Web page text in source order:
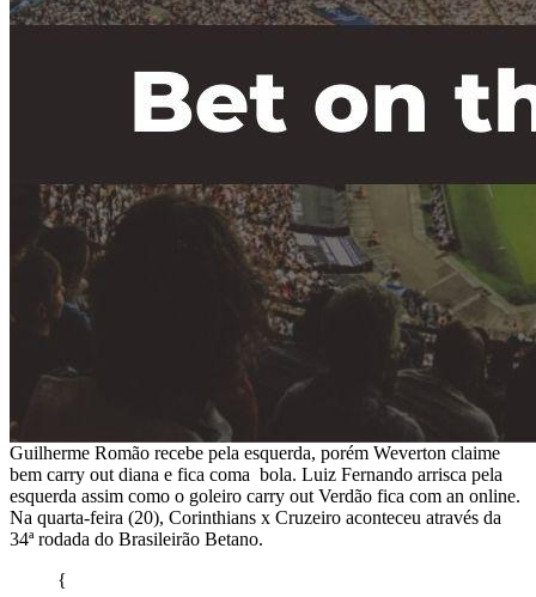
Guilherme Romão recebe pela esquerda, porém Weverton claime
bem carry out diana e fica coma bola. Luiz Fernando arrisca pela
esquerda assim como o goleiro carry out Verdão fica com an online.
Na quarta-feira (20), Corinthians x Cruzeiro aconteceu através da
34ª rodada do Brasileirão Betano.
{